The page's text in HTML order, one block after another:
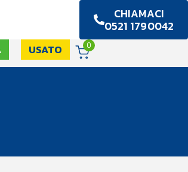
CHIAMACI
0521 1790042
USATO 0